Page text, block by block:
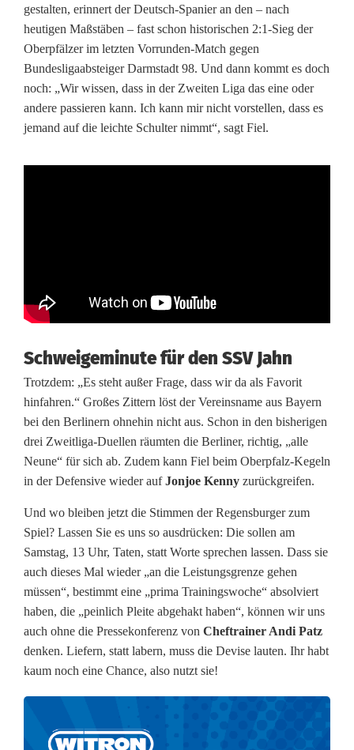
s
a
u
c
h
g
H
e
r
t
h
a
i
m
m
e
r
w
gestalten, erinnert der Deutsch-Spanier an den – nach
heutigen Maßstäben – fast schon historischen 2:1-Sieg der
Oberpfälzer im letzten Vorrunden-Match gegen
Bundesligaabsteiger Darmstadt 98. Und dann kommt es doch
noch: „Wir wissen, dass in der Zweiten Liga das eine oder
andere passieren kann. Ich kann mir nicht vorstellen, dass es
jemand auf die leichte Schulter nimmt“, sagt Fiel.
Schweigeminute für den SSV Jahn
Trotzdem: „Es steht außer Frage, dass wir da als Favorit
hinfahren.“ Großes Zittern löst der Vereinsname aus Bayern
bei den Berlinern ohnehin nicht aus. Schon in den bisherigen
drei Zweitliga-Duellen räumten die Berliner, richtig, „alle
Neune“ für sich ab. Zudem kann Fiel beim Oberpfalz-Kegeln
in der Defensive wieder aufJonjoe Kenny zurückgreifen.
Und wo bleiben jetzt die Stimmen der Regensburger zum
Spiel? Lassen Sie es uns so ausdrücken: Die sollen am
Samstag, 13 Uhr, Taten, statt Worte sprechen lassen. Dass sie
auch dieses Mal wieder „an die Leistungsgrenze gehen
müssen“, bestimmt eine „prima Trainingswoche“ absolviert
haben, die „peinlich Pleite abgehakt haben“, können wir uns
auch ohne die Pressekonferenz von Cheftrainer Andi Patz
denken. Liefern, statt labern, muss die Devise lauten. Ihr habt
kaum noch eine Chance, also nutzt sie!